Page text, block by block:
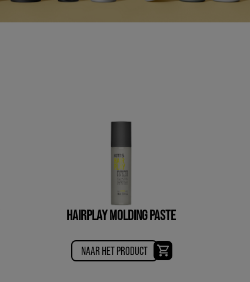
HAIRPLAY MOLDING PASTE
NAAR HET PRODUCT